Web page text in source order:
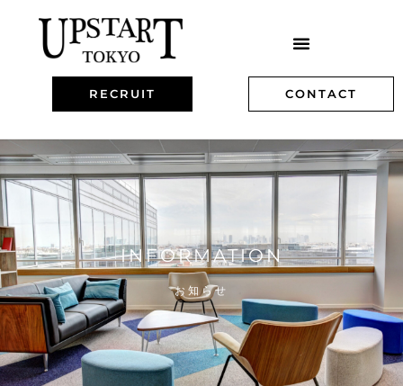
RECRUIT CONTACT
INFORMATION
お知らせ